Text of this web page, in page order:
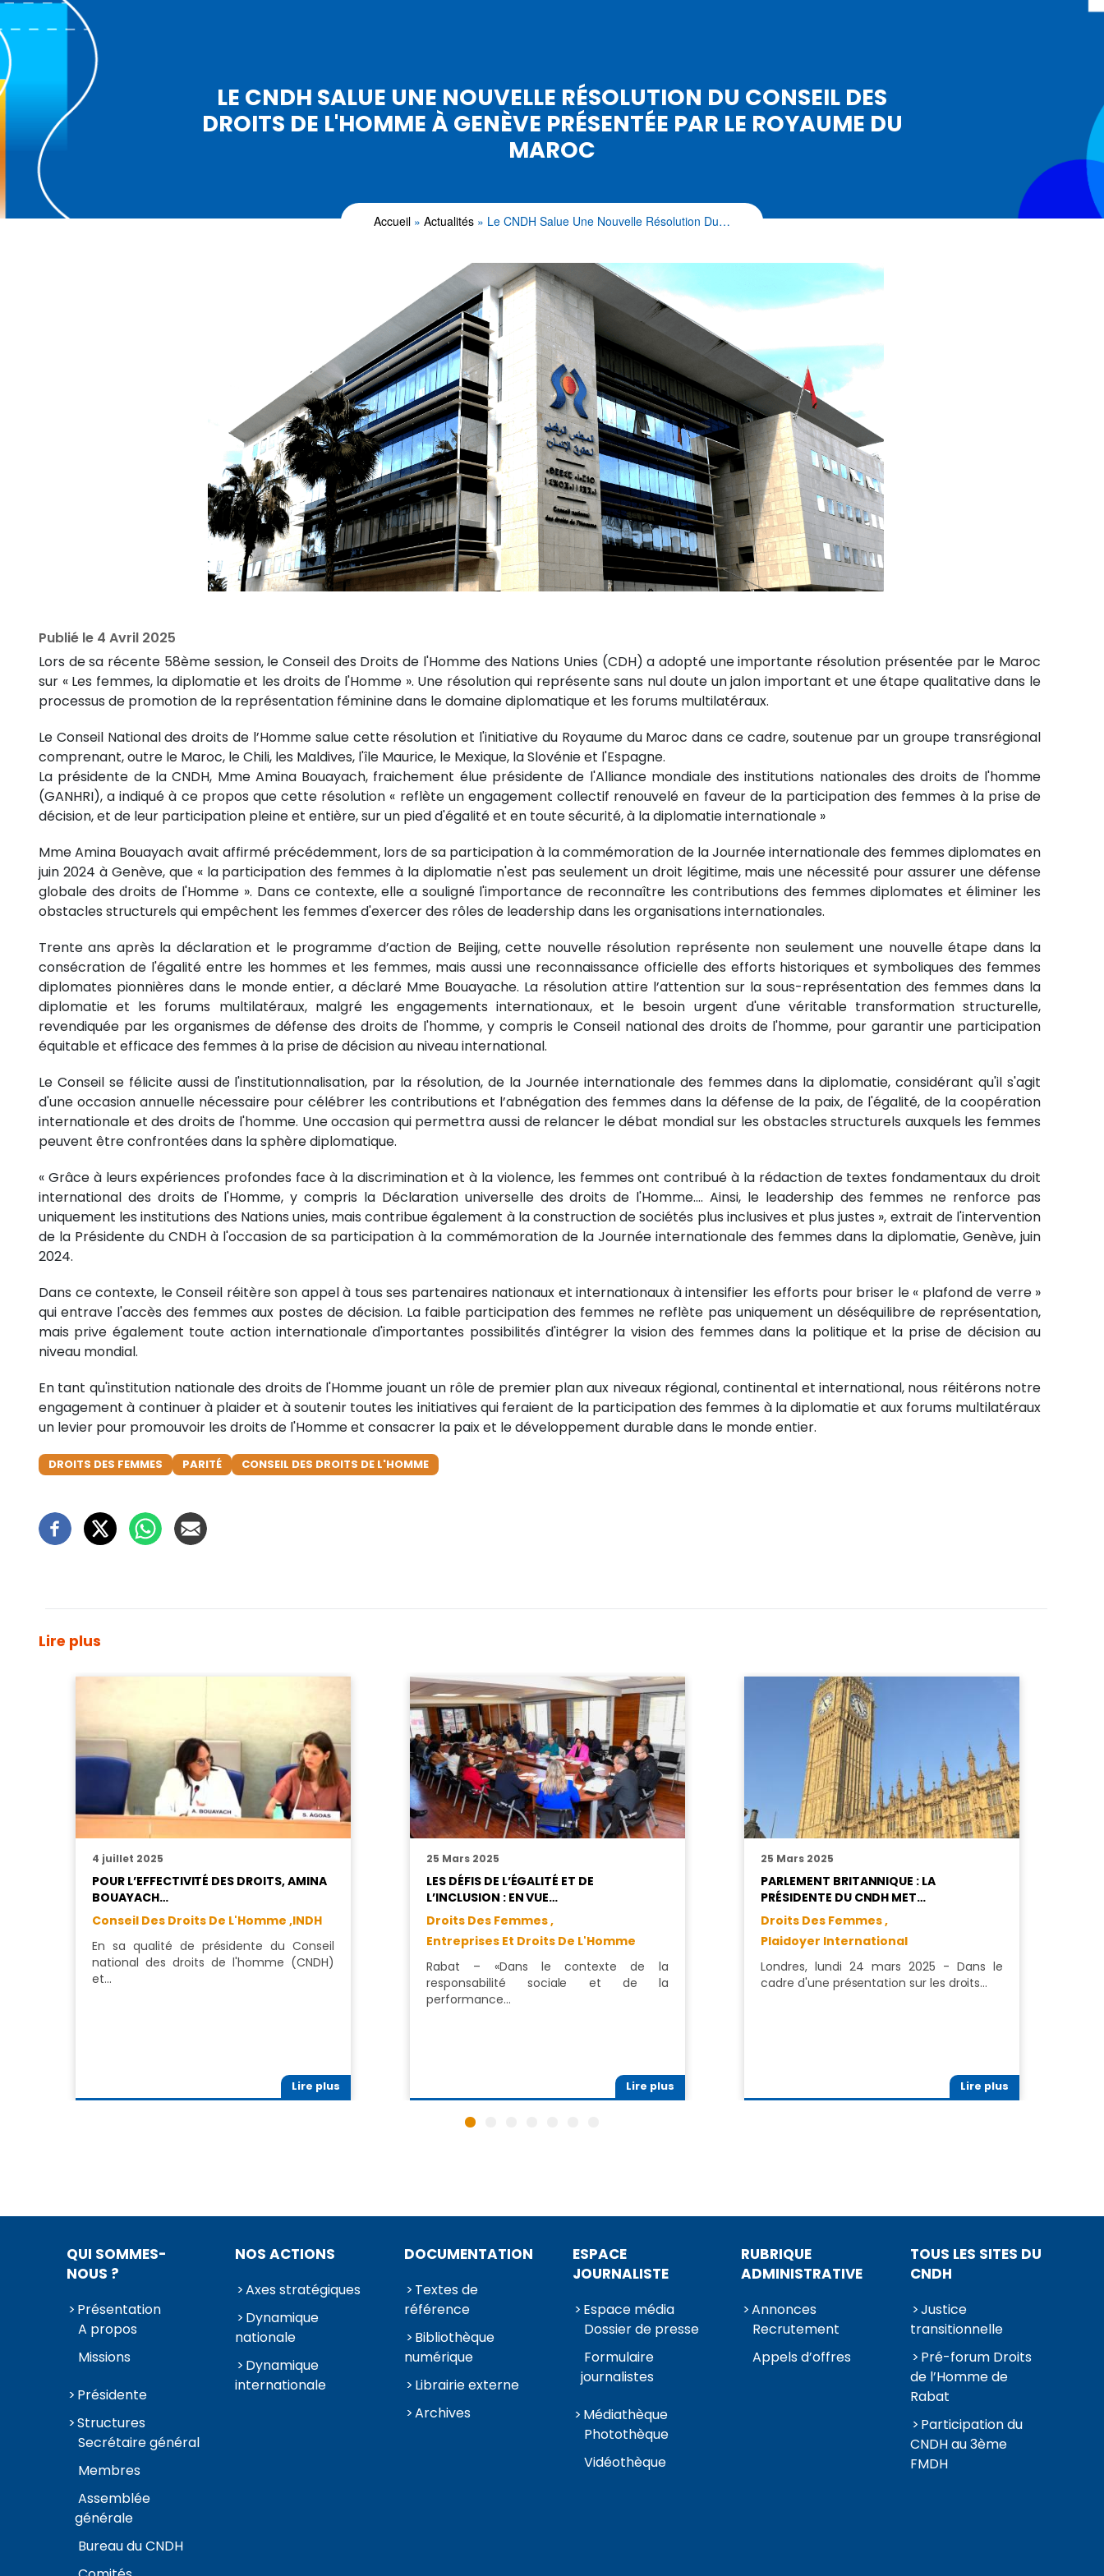
LE CNDH SALUE UNE NOUVELLE RÉSOLUTION DU CONSEIL DES
DROITS DE L'HOMME À GENÈVE PRÉSENTÉE PAR LE ROYAUME DU
MAROC
Accueil Actualités Le CNDH Salue Une Nouvelle Résolution Du…
Publié le 4 Avril 2025
Lors de sa récente 58ème session, le Conseil des Droits de l'Homme des Nations Unies (CDH) a adopté une importante résolution présentée par le Maroc
sur « Les femmes, la diplomatie et les droits de l'Homme ». Une résolution qui représente sans nul doute un jalon important et une étape qualitative dans le
processus de promotion de la représentation féminine dans le domaine diplomatique et les forums multilatéraux.
Le Conseil National des droits de l’Homme salue cette résolution et l'initiative du Royaume du Maroc dans ce cadre, soutenue par un groupe transrégional
comprenant, outre le Maroc, le Chili, les Maldives, l'île Maurice, le Mexique, la Slovénie et l'Espagne.
La présidente de la CNDH, Mme Amina Bouayach, fraichement élue présidente de l'Alliance mondiale des institutions nationales des droits de l'homme
(GANHRI), a indiqué à ce propos que cette résolution « reflète un engagement collectif renouvelé en faveur de la participation des femmes à la prise de
décision, et de leur participation pleine et entière, sur un pied d'égalité et en toute sécurité, à la diplomatie internationale »
Mme Amina Bouayach avait affirmé précédemment, lors de sa participation à la commémoration de la Journée internationale des femmes diplomates en
juin 2024 à Genève, que « la participation des femmes à la diplomatie n'est pas seulement un droit légitime, mais une nécessité pour assurer une défense
globale des droits de l'Homme ». Dans ce contexte, elle a souligné l'importance de reconnaître les contributions des femmes diplomates et éliminer les
obstacles structurels qui empêchent les femmes d'exercer des rôles de leadership dans les organisations internationales.
Trente ans après la déclaration et le programme d’action de Beijing, cette nouvelle résolution représente non seulement une nouvelle étape dans la
consécration de l'égalité entre les hommes et les femmes, mais aussi une reconnaissance officielle des efforts historiques et symboliques des femmes
diplomates pionnières dans le monde entier, a déclaré Mme Bouayache. La résolution attire l’attention sur la sous-représentation des femmes dans la
diplomatie et les forums multilatéraux, malgré les engagements internationaux, et le besoin urgent d'une véritable transformation structurelle,
revendiquée par les organismes de défense des droits de l'homme, y compris le Conseil national des droits de l'homme, pour garantir une participation
équitable et efficace des femmes à la prise de décision au niveau international.
Le Conseil se félicite aussi de l'institutionnalisation, par la résolution, de la Journée internationale des femmes dans la diplomatie, considérant qu'il s'agit
d'une occasion annuelle nécessaire pour célébrer les contributions et l’abnégation des femmes dans la défense de la paix, de l'égalité, de la coopération
internationale et des droits de l'homme. Une occasion qui permettra aussi de relancer le débat mondial sur les obstacles structurels auxquels les femmes
peuvent être confrontées dans la sphère diplomatique.
« Grâce à leurs expériences profondes face à la discrimination et à la violence, les femmes ont contribué à la rédaction de textes fondamentaux du droit
international des droits de l'Homme, y compris la Déclaration universelle des droits de l'Homme.... Ainsi, le leadership des femmes ne renforce pas
uniquement les institutions des Nations unies, mais contribue également à la construction de sociétés plus inclusives et plus justes », extrait de l'intervention
de la Présidente du CNDH à l'occasion de sa participation à la commémoration de la Journée internationale des femmes dans la diplomatie, Genève, juin
2024.
Dans ce contexte, le Conseil réitère son appel à tous ses partenaires nationaux et internationaux à intensifier les efforts pour briser le « plafond de verre »
qui entrave l'accès des femmes aux postes de décision. La faible participation des femmes ne reflète pas uniquement un déséquilibre de représentation,
mais prive également toute action internationale d'importantes possibilités d'intégrer la vision des femmes dans la politique et la prise de décision au
niveau mondial.
En tant qu'institution nationale des droits de l'Homme jouant un rôle de premier plan aux niveaux régional, continental et international, nous réitérons notre
engagement à continuer à plaider et à soutenir toutes les initiatives qui feraient de la participation des femmes à la diplomatie et aux forums multilatéraux
un levier pour promouvoir les droits de l'Homme et consacrer la paix et le développement durable dans le monde entier.
DROITS DES FEMMES PARITÉ CONSEIL DES DROITS DE L'HOMME
Lire plus
4 juillet 2025
POUR L’EFFECTIVITÉ DES DROITS, AMINA
BOUAYACH…
Conseil Des Droits De L'Homme ,INDH
En sa qualité de présidente du Conseil
national des droits de l'homme (CNDH)
et…
Lire plus
25 Mars 2025
LES DÉFIS DE L’ÉGALITÉ ET DE
L’INCLUSION : EN VUE…
Droits Des Femmes ,
Entreprises Et Droits De L'Homme
Rabat – «Dans le contexte de la
responsabilité sociale et de la
performance…
Lire plus
25 Mars 2025
PARLEMENT BRITANNIQUE : LA
PRÉSIDENTE DU CNDH MET…
Droits Des Femmes ,
Plaidoyer International
Londres, lundi 24 mars 2025 - Dans le
cadre d'une présentation sur les droits…
Lire plus
QUI SOMMES-
NOUS ?
Présentation
A propos
Missions
Présidente
Structures
Secrétaire général
Membres
Assemblée
générale
Bureau du CNDH
NOS ACTIONS
Axes stratégiques
Dynamique
nationale
Dynamique
internationale
DOCUMENTATION
Textes de
référence
Bibliothèque
numérique
Librairie externe
Archives
ESPACE
JOURNALISTE
Espace média
Dossier de presse
Formulaire
journalistes
Médiathèque
Photothèque
Vidéothèque
RUBRIQUE
ADMINISTRATIVE
Annonces
Recrutement
Appels d’offres
TOUS LES SITES DU
CNDH
Justice
transitionnelle
Pré-forum Droits
de l’Homme de
Rabat
Participation du
CNDH au 3ème
FMDH